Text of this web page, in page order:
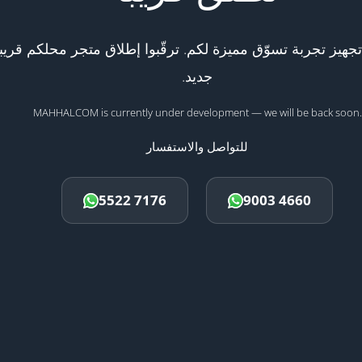
تجربة تسوّق مميزة لكم. ترقّبوا إطلاق متجر محلكم
جديد.
MAHHALCOM is currently under development — we will be back soon.
للتواصل والاستفسار
5522 7176 9003 4660